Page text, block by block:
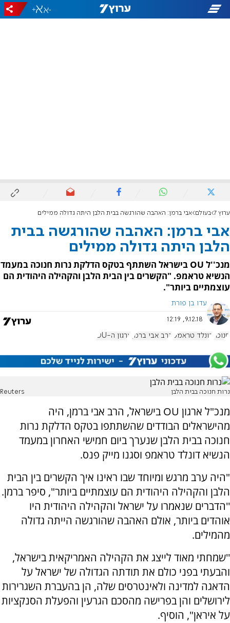
-
+
ערוץ 7 בעולם אבי ברמן: האהבה שהורגשה בבית הלבן היתה גדולה ממילים
אבי ברמן: האהבה שהורגשה בבית
הלבן היתה גדולה ממילים
מנכ''ל OU בישראל השתתף בטקס הדלקת נרות חנוכה במעמד
הנשיא טראמפ. "הקשרים בין הבית הלבן והקהילה היהודית הם
עוצמתיים ביותר".
עדו בן פורת
9.12.18, 12:19
חנוכה דונלד טראמפ הרב אבי ברמן ארגון ה-OU
נרות חנוכה בבית הלבן Reuters
מנכ"ל ארגון OU בישראל, הרב אבי ברמן, היה
מהישראלים הבודדים שהשתתפו בטקס הדלקת נרות
חנוכה בבית הלבן שנערך ביום חמישי האחרון במעמד
הנשיא דונלד טראמפ וסגנו מייק פנס.
"היה ערב מרגש ומיוחד שבו ראינו איך הקשרים בין הבית
הלבן והקהילה היהודית הם עוצמתיים ביותר", סיפר ברמן.
''הדברים שנאמרו על ישראל והקהילה היהודית היו
אוהדים ביותר, אולם האהבה שהורגשה הייתה גדולה
מהמילים.
''שמחתי מאוד לייצג את הקהילה האמריקאית בישראל,
והבעתי בפני כולם את תודתה הגדולה של ישראל על
הדאגה למדינה ולאינטרסים שלה, הן בהעברת השגרירות
לירושלים והן בפרישה מהסכם הגרעין והפעלת הסנקציות
על איראן", הוסיף.